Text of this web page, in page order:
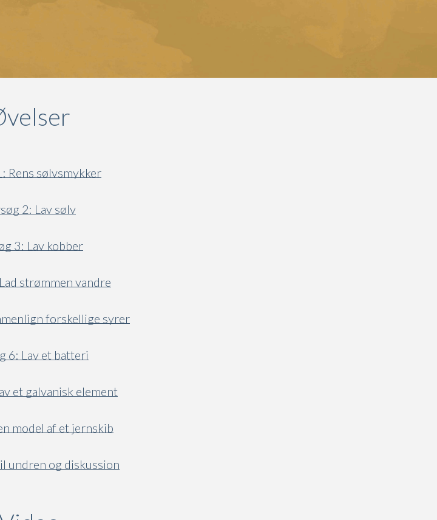
Rens sølvsmykker
2: Lav sølv
3: Lav kobber
strømmen vandre
forskellige syrer
6: Lav et batteri
et galvanisk element
model af et jernskib
undren og diskussion